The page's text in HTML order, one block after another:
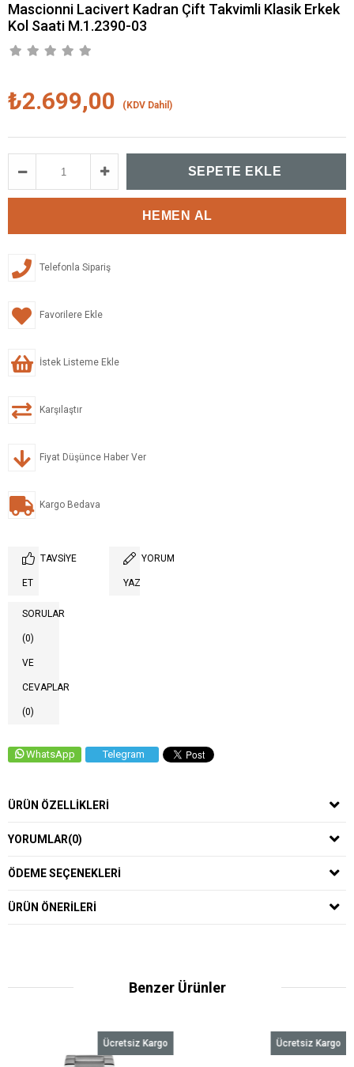
Mascionni Lacivert Kadran Çift Takvimli Klasik Erkek
Kol Saati M.1.2390-03
₺2.699,00 (KDV Dahil)
Telefonla Sipariş
Favorilere Ekle
İstek Listeme Ekle
Karşılaştır
Fiyat Düşünce Haber Ver
Kargo Bedava
TAVSIYE
ET
YORUM
YAZ
SORULAR
(0)
VE
CEVAPLAR
(0)
WhatsApp Telegram
ÜRÜN ÖZELLIKLERI
YORUMLAR(0)
ÖDEME SEÇENEKLERI
ÜRÜN ÖNERILERI
Benzer Ürünler
Ücretsiz Kargo Ücretsiz Kargo